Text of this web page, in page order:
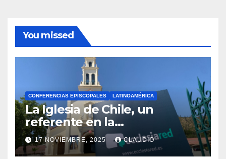
You missed
CONFERENCIAS EPISCOPALES LATINOAMÉRICA
La Iglesia de Chile, un
referente en la
transformación digital
gracias a Ecclesiared
17 NOVIEMBRE, 2025 CLAUDIO
N